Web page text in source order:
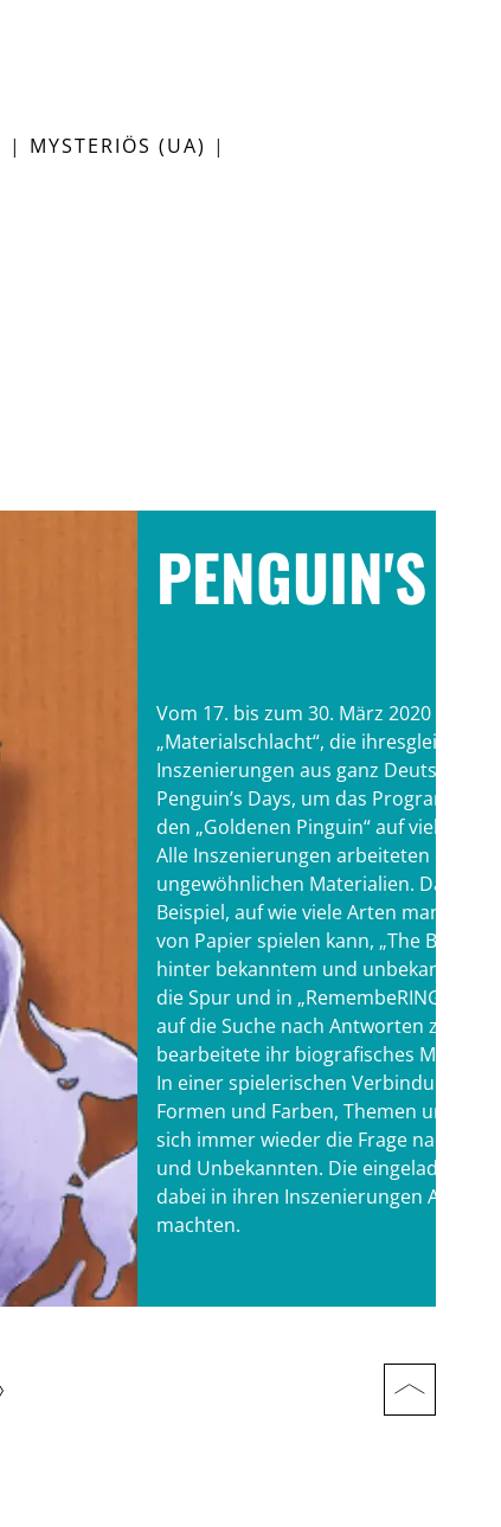
| MYSTERIÖS (UA) |
PENGUIN'S
Vom 17. bis zum 30. März 2020 gab
„Materialschlacht“, die ihresgleichen
Inszenierungen aus ganz
Penguin’s Days, um das Programm
den „Goldenen Pinguin“ auf
Alle Inszenierungen arbeiteten dabei
ungewöhnlichen Materialien. Das
Beispiel, auf wie viele Arten man mit
von Papier spielen kann, „The BIG
hinter bekanntem und unbekanntem
die Spur und in „RemembeRING“
auf die Suche nach Antworten zu
bearbeitete ihr biografisches
In einer spielerischen Verbindung
Formen und Farben, Themen und
sich immer wieder die Frage nach
und Unbekannten. Die eingeladenen
dabei in ihren Inszenierungen
machten.